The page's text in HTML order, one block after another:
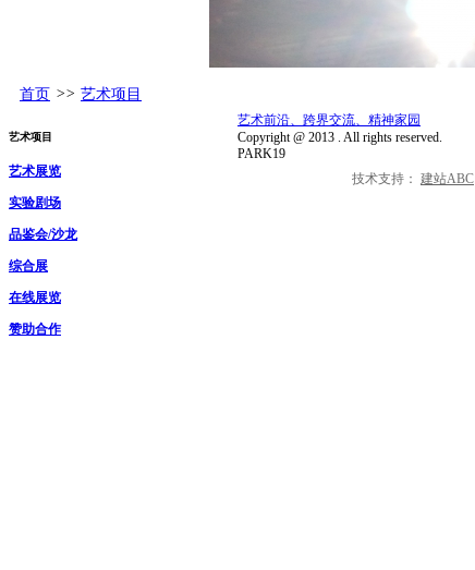
首页 >> 艺术项目
艺术项目
艺术展览
实验剧场
品鉴会/沙龙
综合展
在线展览
赞助合作
艺术前沿、跨界交流、精神家园
Copyright @ 2013 . All rights reserved.
PARK19
技术支持： 建站ABC